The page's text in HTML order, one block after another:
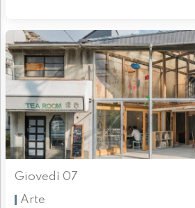
Giovedì 07
Arte